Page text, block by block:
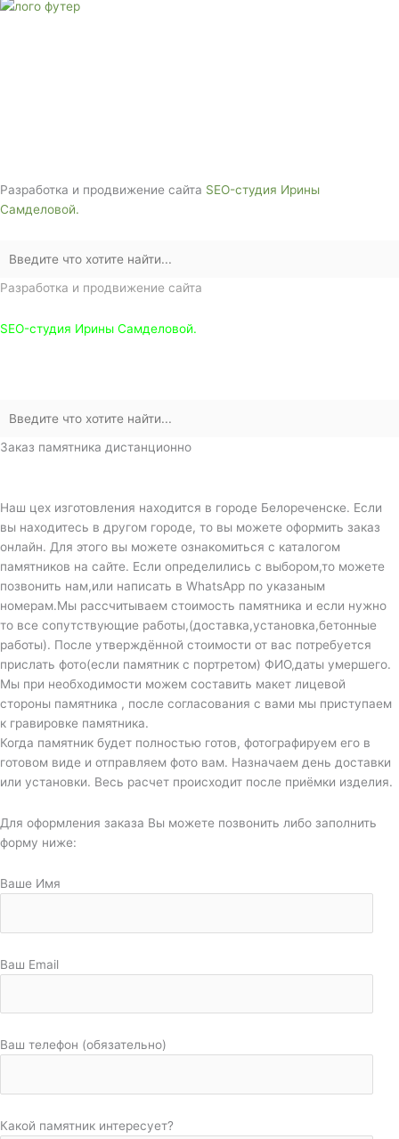
Разработка и продвижение сайта SEO-студия Ирины
Самделовой.
Разработка и продвижение сайта
SEO-студия Ирины Самделовой.
Заказ памятника дистанционно
Наш цех изготовления находится в городе Белореченске. Если
вы находитесь в другом городе, то вы можете оформить заказ
онлайн. Для этого вы можете ознакомиться с каталогом
памятников на сайте. Если определились с выбором,то можете
позвонить нам,или написать в WhatsApp по указаным
номерам.Мы рассчитываем стоимость памятника и если нужно
то все сопутствующие работы,(доставка,установка,бетонные
работы). После утверждённой стоимости от вас потребуется
прислать фото(если памятник с портретом) ФИО,даты умершего.
Мы при необходимости можем составить макет лицевой
стороны памятника , после согласования с вами мы приступаем
к гравировке памятника.
Когда памятник будет полностью готов, фотографируем его в
готовом виде и отправляем фото вам. Назначаем день доставки
или установки. Весь расчет происходит после приёмки изделия.
Для оформления заказа Вы можете позвонить либо заполнить
форму ниже:
Ваше Имя
Ваш Email
Ваш телефон (обязательно)
Какой памятник интересует?